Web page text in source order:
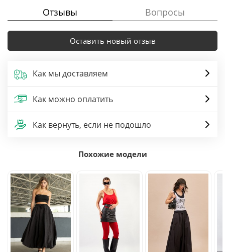
Отзывы Вопросы
Оставить новый отзыв
Как мы доставляем
Как можно оплатить
Как вернуть, если не подошло
Похожие модели